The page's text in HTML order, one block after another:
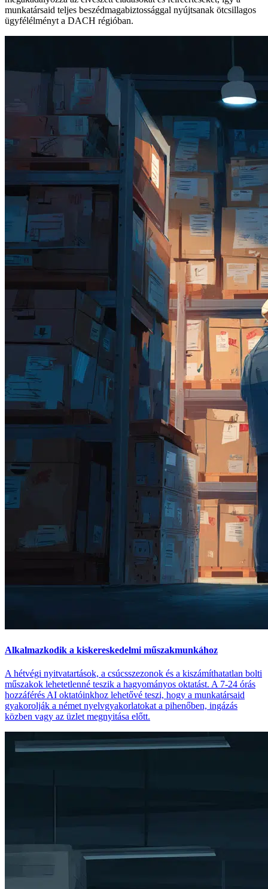
munkatársaid teljes beszédmagabiztossággal nyújtsanak ötcsillagos
ügyfélélményt a DACH régióban.
Alkalmazkodik a kiskereskedelmi műszakmunkához
A hétvégi nyitvatartások, a csúcsszezonok és a kiszámíthatatlan bolti
műszakok lehetetlenné teszik a hagyományos oktatást. A 7-24 órás
hozzáférés AI oktatóinkhoz lehetővé teszi, hogy a munkatársaid
gyakorolják a német nyelvgyakorlatokat a pihenőben, ingázás
közben vagy az üzlet megnyitása előtt.